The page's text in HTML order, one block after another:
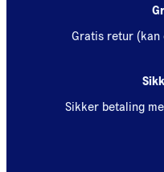
Gratis retur
Sikker betaling